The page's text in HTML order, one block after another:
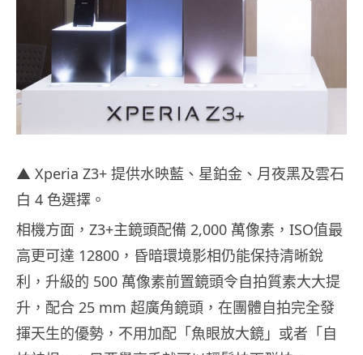
▲ Xperia Z3+ 提供水映藍、星鉑金、月夜黑及雲石
白 4 色選擇。
相機方面，Z3+主鏡頭配備 2,000 萬像素，ISO值最
高更可達 12800，昏暗環境影相仍能保持清晰銳
利，升級的 500 萬像素前置鏡頭令自拍質素大大提
升，配合 25 mm 超廣角鏡頭，在團體自拍完全發
揮天生的優勢，不用加配「魚眼放大鏡」或者「自